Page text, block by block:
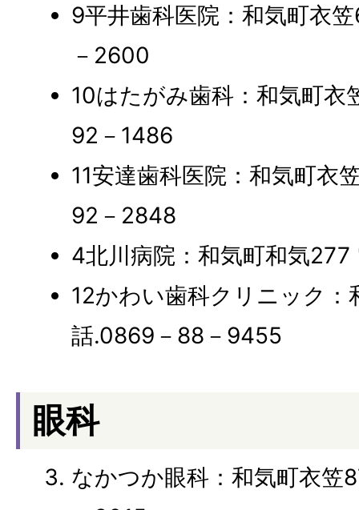
9平井歯科医院：和気町衣
－2600
10はたがみ歯科：和気町
92－1486
11安達歯科医院：和気町衣
92－2848
4北川病院：和気町和気
12かわい歯科クリニック：
話.0869－88－9455
眼科
なかつか眼科：和気町衣